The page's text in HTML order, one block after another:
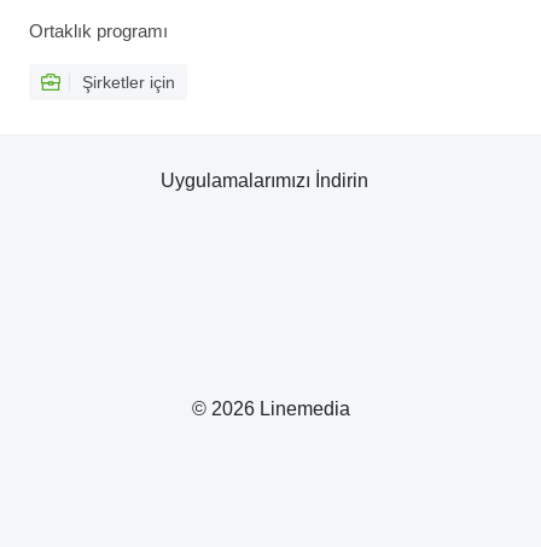
Ortaklık programı
Şirketler için
© 2026 Linemedia
Uygulamalarımızı İndirin